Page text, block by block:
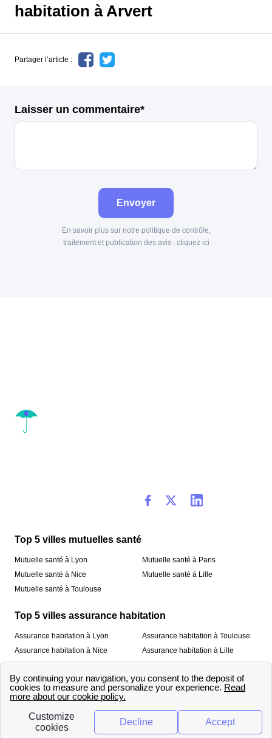
habitation à Arvert
Partager l’article :
Laisser un commentaire*
Envoyer
En savoir plus sur notre politique de contrôle,
traitement et publication des avis : cliquez ici
Top 5 villes mutuelles santé
Mutuelle santé à Lyon
Mutuelle santé à Nice
Mutuelle santé à Toulouse
Mutuelle santé à Paris
Mutuelle santé à Lille
Top 5 villes assurance habitation
Assurance habitation à Lyon
Assurance habitation à Nice
Assurance habitation à Toulouse
Assurance habitation à Lille
À propos
Qui sommes-nous ? Mentions légales